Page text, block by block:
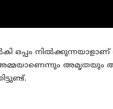
ഒപ്പം
അമൃതയും